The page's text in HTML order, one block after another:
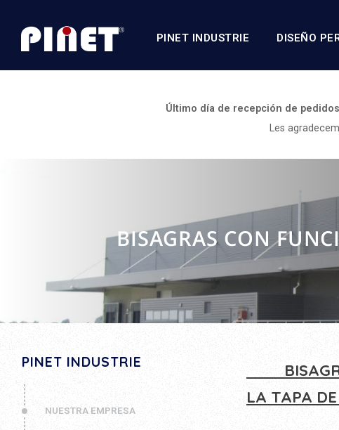
PINET INDUSTRIE DISEÑO
Último día de recepción de
Les
BISAGRAS CON
PINET INDUSTRIE
NUESTRA EMPRESA
LA TAPA